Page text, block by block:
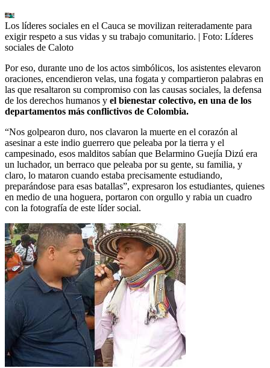
Los líderes sociales en el Cauca se movilizan reiteradamente para
exigir respeto a sus vidas y su trabajo comunitario. | Foto: Líderes
sociales de Caloto
Por eso, durante uno de los actos simbólicos, los asistentes elevaron
oraciones, encendieron velas, una fogata y compartieron palabras en
las que resaltaron su compromiso con las causas sociales, la defensa
de los derechos humanos y el bienestar colectivo, en una de los
departamentos más conflictivos de Colombia.
“Nos golpearon duro, nos clavaron la muerte en el corazón al
asesinar a este indio guerrero que peleaba por la tierra y el
campesinado, esos malditos sabían que Belarmino Guejía Dizú era
un luchador, un berraco que peleaba por su gente, su familia, y
claro, lo mataron cuando estaba precisamente estudiando,
preparándose para esas batallas”, expresaron los estudiantes, quienes
en medio de una hoguera, portaron con orgullo y rabia un cuadro
con la fotografía de este líder social.